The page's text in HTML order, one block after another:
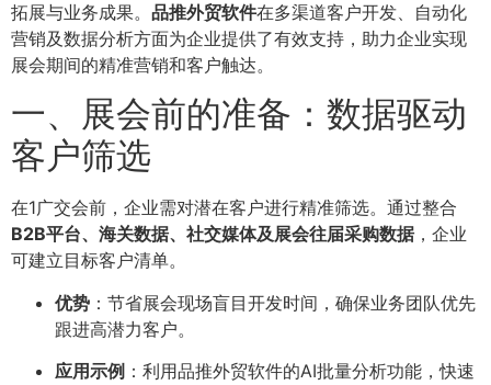
拓展与业务成果。 品推外贸软件在多渠道客户开发、自动化
营销及数据分析方面为企业提供了有效支持，助力企业实现
展会期间的精准营销和客户触达。
一、展会前的准备：数据驱动
客户筛选
在1广交会前，企业需对潜在客户进行精准筛选。通过整合
B2B平台、海关数据、社交媒体及展会往届采购数据，企业
可建立目标客户清单。
优势 ：节省展会现场盲目开发时间，确保业务团队优先
跟进高潜力客户。
应用示例 ：利用品推外贸软件的AI批量分析功能，快速